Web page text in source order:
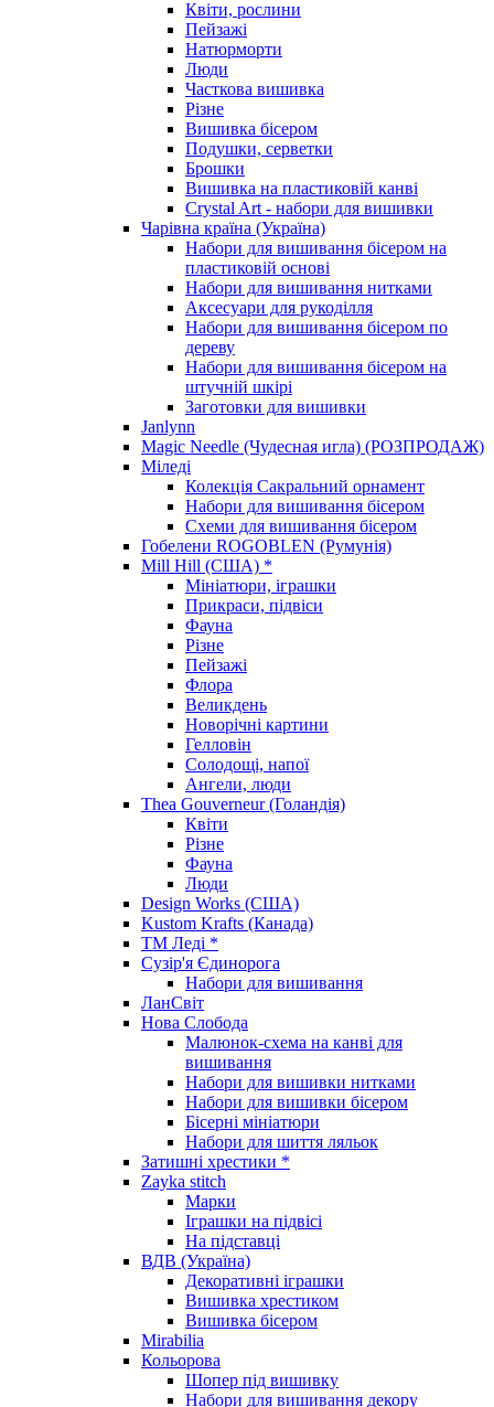
Квіти, рослини
Пейзажі
Натюрморти
Люди
Часткова вишивка
Різне
Вишивка бісером
Подушки, серветки
Брошки
Вишивка на пластиковій канві
Crystal Art - набори для вишивки
Чарівна країна (Україна)
Набори для вишивання бісером на
пластиковій основі
Набори для вишивання нитками
Аксесуари для рукоділля
Набори для вишивання бісером по
дереву
Набори для вишивання бісером на
штучній шкірі
Заготовки для вишивки
Janlynn
Magic Needle (Чудесная игла) (РОЗПРОДАЖ)
Міледі
Колекція Сакральний орнамент
Набори для вишивання бісером
Схеми для вишивання бісером
Гобелени ROGOBLEN (Румунія)
Mill Hill (США) *
Мініатюри, іграшки
Прикраси, підвіси
Фауна
Різне
Пейзажі
Флора
Великдень
Новорічні картини
Гелловін
Солодощі, напої
Ангели, люди
Thea Gouverneur (Голандія)
Квіти
Різне
Фауна
Люди
Design Works (США)
Kustom Krafts (Канада)
ТМ Леді *
Сузір'я Єдинорога
Набори для вишивання
ЛанСвіт
Нова Слобода
Малюнок-схема на канві для
вишивання
Набори для вишивки нитками
Набори для вишивки бісером
Бісерні мініатюри
Набори для шиття ляльок
Затишні хрестики *
Zayka stitch
Марки
Іграшки на підвісі
На підставці
ВДВ (Україна)
Декоративні іграшки
Вишивка хрестиком
Вишивка бісером
Mirabilia
Кольорова
Шопер під вишивку
Набори для вишивання декору